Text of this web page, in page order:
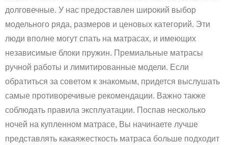
долговечные. У нас предоставлен широкий выбор
модельного ряда, размеров и ценовых категорий. Эти
люди вполне могут спать на матрасах, и имеющих
независимые блоки пружин. Премиальные матрасы
ручной работы и лимитированные модели. Если
обратиться за советом к знакомым, придется выслушать
самые противоречивые рекомендации. Важно также
соблюдать правила эксплуатации. Поспав несколько
ночей на купленном матрасе, Вы начинаете лучше
представлять какаяжесткость матраса больше подходит